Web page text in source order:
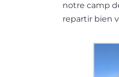
notre camp
repar­tir bien